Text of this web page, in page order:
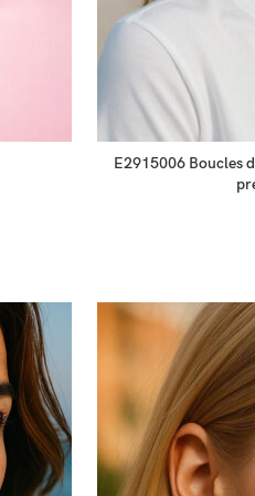
E2915006 Boucles